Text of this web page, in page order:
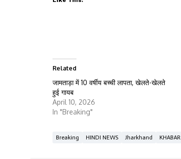
Related
जामताड़ा में 10 वर्षीय बच्ची लापता, खेलते-खेलते
हुई गायब
April 10, 2026
In "Breaking"
Breaking HINDI NEWS Jharkhand KHABAR